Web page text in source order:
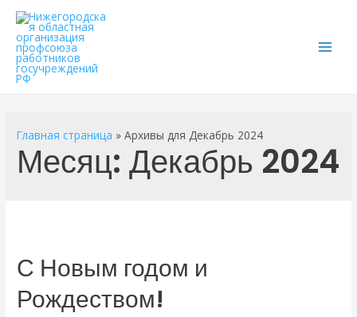
Главная страница »Архивы для Декабрь 2024
Месяц:Декабрь 2024
С Новым годом и
Рождеством!